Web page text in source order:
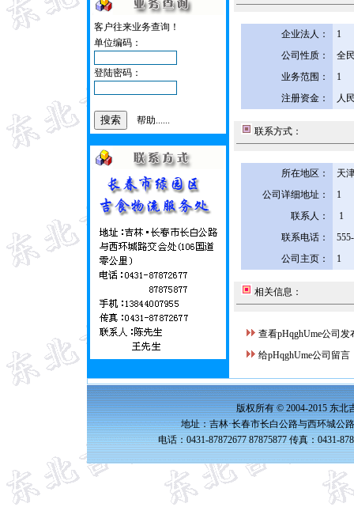
客户往来业务查询！
单位编码：
登陆密码：
帮助......
企业法人：
1
公司性质：
全
业务范围：
1
注册资金：
人
联系方式：
所在地区：
天
公司详细地址：
1
联系人：
1
联系电话：
公司主页：
1
相关信息：
查看pHqghUme公司发
给pHqghUme公司留言
版权所有 © 2004-2015 东北
地址：吉林·长春市长白公路与西环城公
电话：0431-87872677 87875877 传真：0431-